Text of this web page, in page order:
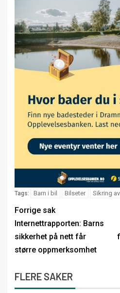
Tags: Barn i bil Bilseter Sikring
Forrige sak
Internettrapporten: Barns
sikkerhet på nett får
større oppmerksomhet
FLERE SAKER